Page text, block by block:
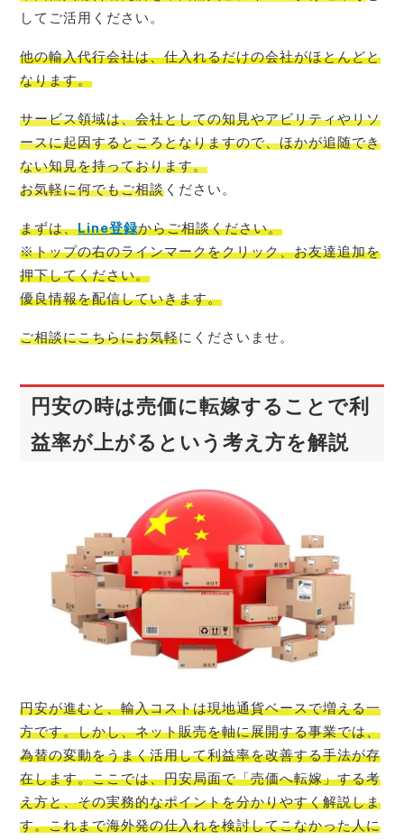
してご活用ください。
他の輸入代行会社は、仕入れるだけの会社がほとんどと
なります。
サービス領域は、会社としての知見やアビリティやリソ
ースに起因するところとなりますので、ほかが追随でき
ない知見を持っております。
お気軽に何でもご相談 ください。
まずは、Line登録からご相談ください。
※トップの右のラインマークをクリック、お友達追加を
押下してください。
優良情報を配信していきます。
ご相談にこちらにお気軽にくださいませ。
円安の時は売価に転嫁することで利
益率が上がるという考え方を解説
円安が進むと、輸入コストは現地通貨ベースで増える一
方です。しかし、ネット販売を軸に展開する事業では、
為替の変動をうまく活用して利益率を改善する手法が存
在します。ここでは、円安局面で「売価へ転嫁」する考
え方と、その実務的なポイントを分かりやすく解説しま
す。これまで海外発の仕入れを検討してこなかった人に